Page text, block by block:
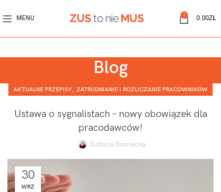
MENU 0 0.00ZŁ
Blog
AKTUALNE PRZEPISY, ZATRUDNIANIE I ROZLICZANIE PRACOWNIKÓW
Ustawa o sygnalistach – nowy obowiązek dla
pracodawców!
Justyna Broniecka
30
WRZ